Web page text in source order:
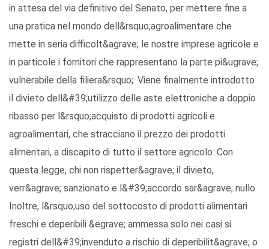
in attesa del via definitivo del Senato, per mettere fine a
una pratica nel mondo dell&rsquo;agroalimentare che
mette in seria difficolt&agrave; le nostre imprese agricole e
in particole i fornitori che rappresentano la parte pi&ugrave;
vulnerabile della filiera&rsquo;. Viene finalmente introdotto
il divieto dell&#39;utilizzo delle aste elettroniche a doppio
ribasso per l&rsquo;acquisto di prodotti agricoli e
agroalimentari, che stracciano il prezzo dei prodotti
alimentari, a discapito di tutto il settore agricolo. Con
questa legge, chi non rispetter&agrave; il divieto,
verr&agrave; sanzionato e l&#39;accordo sar&agrave; nullo.
Inoltre, l&rsquo;uso del sottocosto di prodotti alimentari
freschi e deperibili &egrave; ammessa solo nei casi si
registri dell&#39;invenduto a rischio di deperibilit&agrave; o